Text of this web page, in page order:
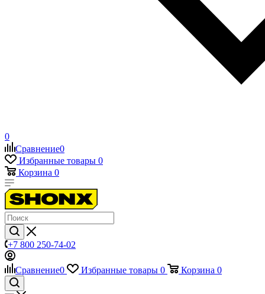
0
Сравнение0
Избранные товары 0
Корзина 0
+7 800 250-74-02
Сравнение0 Избранные товары 0 Корзина 0